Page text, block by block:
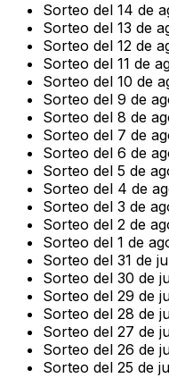
Sorteo del 14 de
Sorteo del 13 de
Sorteo del 12 de
Sorteo del 11 de
Sorteo del 10 de
Sorteo del 9 de
Sorteo del 8 de
Sorteo del 7 de
Sorteo del 6 de
Sorteo del 5 de
Sorteo del 4 de
Sorteo del 3 de
Sorteo del 2 de
Sorteo del 1 de
Sorteo del 31 de
Sorteo del 30 de
Sorteo del 29 de
Sorteo del 28 de
Sorteo del 27 de
Sorteo del 26 de
Sorteo del 25 de